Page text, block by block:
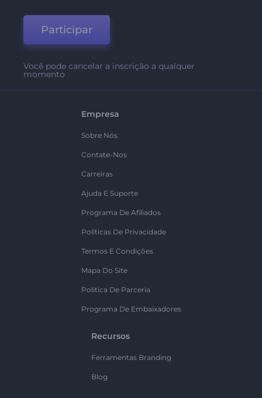
Participar
Você pode cancelar a inscrição a qualquer
momento
Empresa
Sobre Nós
Contate-Nos
Carreiras
Ajuda E Suporte
Programa De Afiliados
Políticas De Privacidade
Termos E Condições
Mapa Do Site
Política De Parceria
Programa De Embaixadores
Recursos
Ferramentas Branding
Blog